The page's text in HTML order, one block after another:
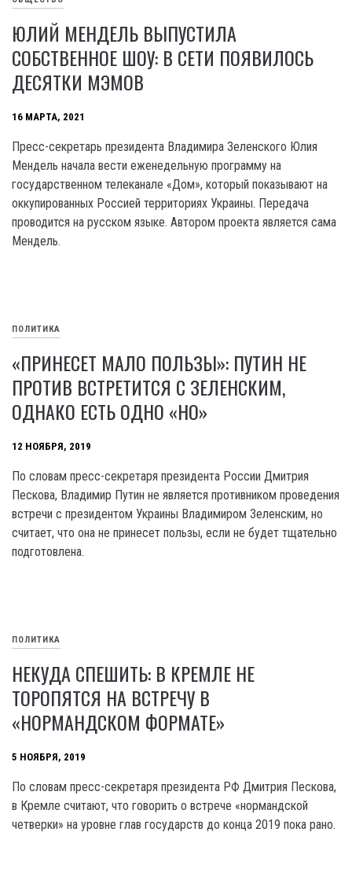
ЮЛИЙ МЕНДЕЛЬ ВЫПУСТИЛА
СОБСТВЕННОЕ ШОУ: В СЕТИ ПОЯВИЛОСЬ
ДЕСЯТКИ МЭМОВ
16 МАРТА, 2021
Пресс-секретарь президента Владимира Зеленского Юлия
Мендель начала вести еженедельную программу на
государственном телеканале «Дом», который показывают на
оккупированных Россией территориях Украины. Передача
проводится на русском языке. Автором проекта является сама
Мендель.
ПОЛИТИКА
«ПРИНЕСЕТ МАЛО ПОЛЬЗЫ»: ПУТИН НЕ
ПРОТИВ ВСТРЕТИТСЯ С ЗЕЛЕНСКИМ,
ОДНАКО ЕСТЬ ОДНО «НО»
12 НОЯБРЯ, 2019
По словам пресс-секретаря президента России Дмитрия
Пескова, Владимир Путин не является противником проведения
встречи с президентом Украины Владимиром Зеленским, но
считает, что она не принесет пользы, если не будет тщательно
подготовлена.
ПОЛИТИКА
НЕКУДА СПЕШИТЬ: В КРЕМЛЕ НЕ
ТОРОПЯТСЯ НА ВСТРЕЧУ В
«НОРМАНДСКОМ ФОРМАТЕ»
5 НОЯБРЯ, 2019
По словам пресс-секретаря президента РФ Дмитрия Пескова,
в Кремле считают, что говорить о встрече «нормандской
четверки» на уровне глав государств до конца 2019 пока рано.